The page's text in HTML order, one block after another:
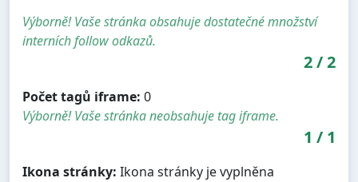
Výborně! Vaše stránka obsahuje dostatečné množství
interních follow odkazů.
2/2
Počet tagů iframe: 0
Výborně! Vaše stránka neobsahuje tag iframe.
1 / 1
Ikona stránky: Ikona stránky je vyplněna